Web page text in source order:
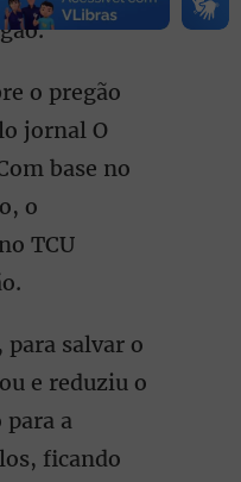
o pregão
jornal O
base no
o
TCU
para salvar o
e reduziu o
a
ficando